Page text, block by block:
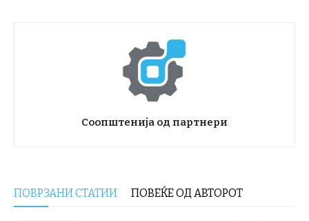
Соопштенија од партнери
ПОВРЗАНИ СТАТИИ ПОВЕЌЕ ОД АВТОРОТ